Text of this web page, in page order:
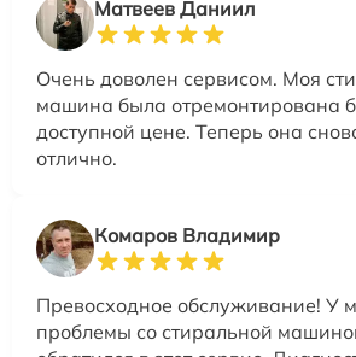
Матвеев Даниил
Очень доволен сервисом. Моя
машина была отремонтирована
доступной цене. Теперь она
отлично.
Комаров Владимир
Превосходное обслуживание! У
проблемы со стиральной